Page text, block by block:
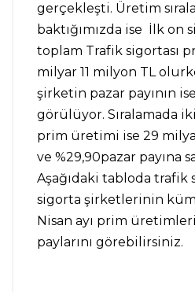
gerçekleşti. Üretim
baktığımızda ise İlk on
toplam Trafik sigortası
milyar 11 milyon TL
şirketin pazar payının
görülüyor. Sıralamada
prim üretimi ise 29
ve %29,90pazar payına
Aşağıdaki tabloda trafik
sigorta şirketlerinin
Nisan ayı prim
paylarını görebilirsiniz.